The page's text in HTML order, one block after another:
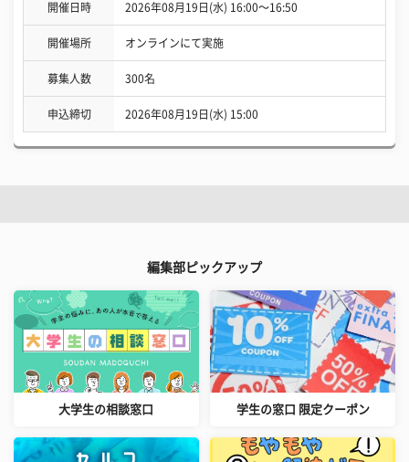
開催日時 2026年08月19日(水) 16:00〜16:50
開催場所 オンラインにて実施
募集人数 300名
申込締切 2026年08月19日(水) 15:00
編集部ピックアップ
大学生の相談窓口 学生の窓口 限定クーポン